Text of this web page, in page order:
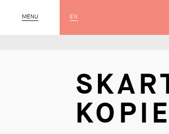
MENU
SLUIT EN
KOPIE